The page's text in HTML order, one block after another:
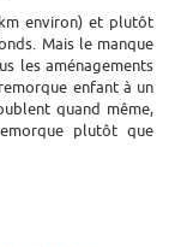
environ) et plutôt
Mais le manque
les aménagements
enfant à un
quand même,
plutôt que